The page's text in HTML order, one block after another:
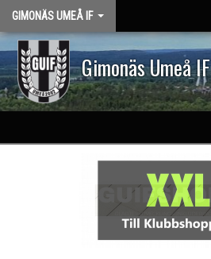
GIMONÄS UMEÅ IF
Gimonäs Umeå IF